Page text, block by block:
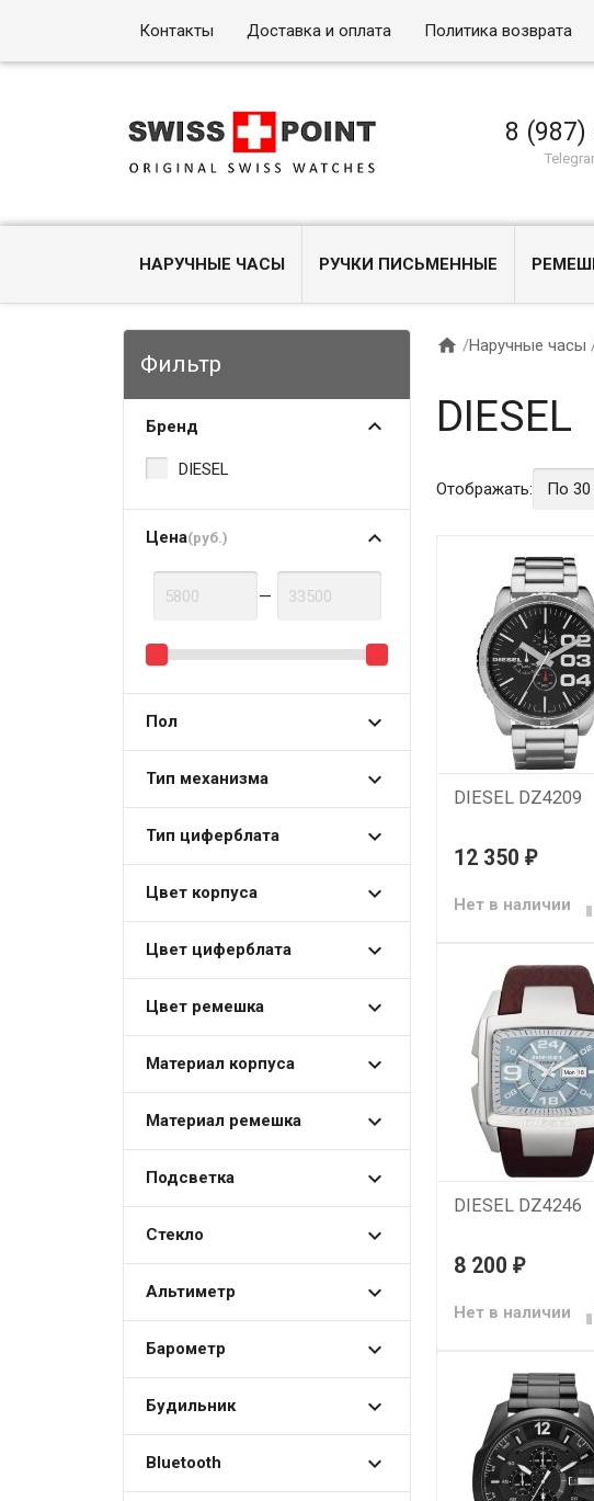
Контакты Доставка и оплата Политика возврата
8 (987)
НАРУЧНЫЕ ЧАСЫ РУЧКИ ПИСЬМЕННЫЕ
Фильтр
Бренд
DIESEL
Цена(руб.)
—
Пол
Тип механизма
Тип циферблата
Цвет корпуса
Цвет циферблата
Цвет ремешка
Материал корпуса
Материал ремешка
Подсветка
Стекло
Альтиметр
Барометр
Будильник
Bluetooth
 /Наручные часы
DIESEL
Отображать:
DIESEL DZ4209
12 350 ₽
Нет в наличии
DIESEL DZ4246
8 200 ₽
Нет в наличии